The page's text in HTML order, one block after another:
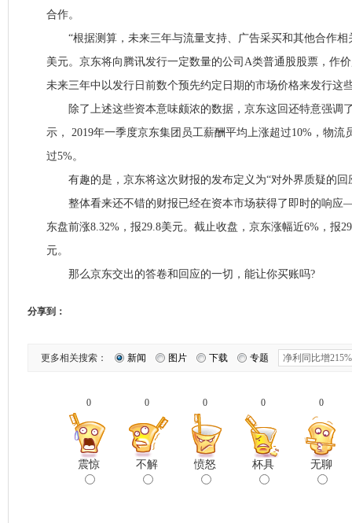
合作。
“根据测算，未来三年与流量支持、广告采买和其他合作相
美元。京东将向腾讯发行一定数量的公司A类普通股股票，作
未来三年中以发行日前数个预先约定日期的市场价格来发行这
除了上述这些资本意味颇浓的数据，京东这回还特意强调
示， 2019年一季度京东集团员工薪酬平均上涨超过10%，物流
过5%。
有趣的是，京东将这次财报的发布定义为“对外界质疑的回
整体看来还不错的财报已经在资本市场获得了即时的响应
东盘前涨8.32%，报29.8美元。截止收盘，京东涨幅近6%，报
元。
那么京东交出的答卷和回应的一切，能让你买账吗?
分享到：
更多相关搜索： 新闻 图片 下载 专题
0
震惊
0
不解
0
愤怒
0
杯具
0
无聊